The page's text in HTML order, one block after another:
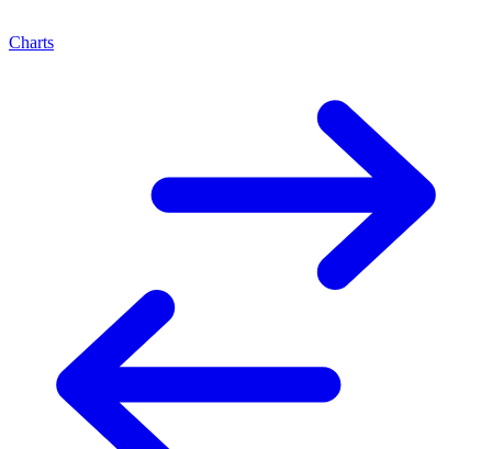
Charts